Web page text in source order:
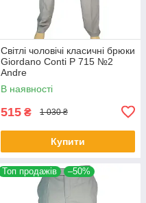
Світлі чоловічі класичні брюки
Giordano Conti P 715 №2
Andre
В наявності
515 ₴ 1 030 ₴
Купити
Топ продажів –50%